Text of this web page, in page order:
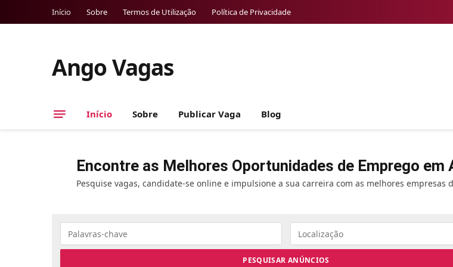
Início Sobre Termos de Utilização Política de Privacidade
Ango Vagas
Início Sobre Publicar Vaga Blog
Encontre as Melhores Oportunidades de Emprego em
Pesquise vagas, candidate-se online e impulsione a sua carreira com as melhores empresas